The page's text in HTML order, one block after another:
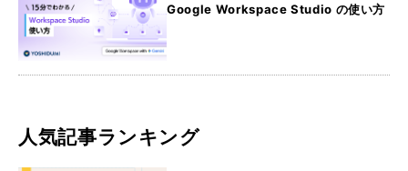
Google Workspace Studio の使い方
人気記事ランキング